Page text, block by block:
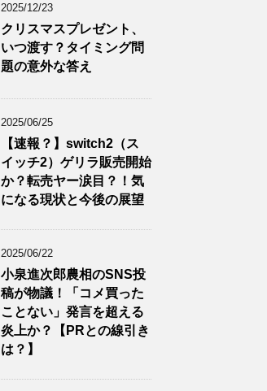
2025/12/23
クリスマスプレゼント、
いつ渡す？タイミング問
題の意外な答え
2025/06/25
【速報？】switch2（ス
イッチ2）ゲリラ販売開始
か？転売ヤー涙目？！気
になる現状と今後の展望
2025/06/22
小泉進次郎農相のSNS投
稿が物議！「コメ買った
ことない」発言を超える
炎上か？【PRとの線引き
は？】